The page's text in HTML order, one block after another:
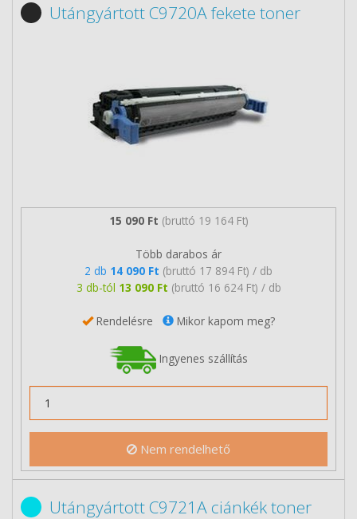
Utángyártott C9720A fekete toner
15 090 Ft (bruttó 19 164 Ft)
Több darabos ár
2 db 14 090 Ft (bruttó 17 894 Ft) / db
3 db-tól 13 090 Ft (bruttó 16 624 Ft) / db
Rendelésre Mikor kapom meg?
Ingyenes szállítás
Nem rendelhető
Utángyártott C9721A ciánkék toner